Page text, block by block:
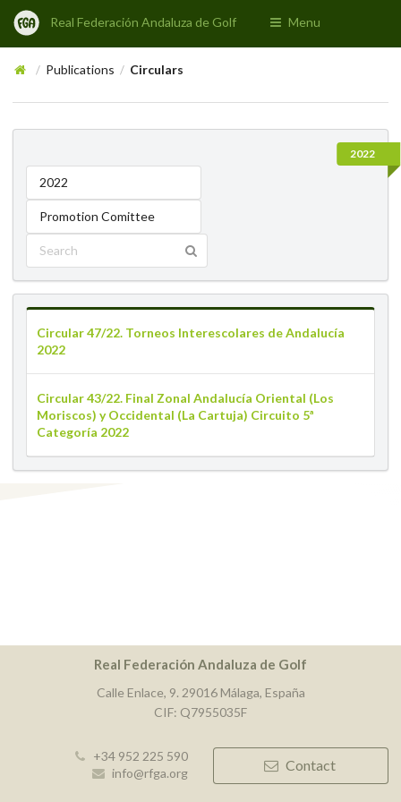
Real Federación Andaluza de Golf Menu
/ Publications / Circulars
2022
2022
Promotion Comittee
Circular 47/22. Torneos Interescolares de Andalucía
2022
Circular 43/22. Final Zonal Andalucía Oriental (Los
Moriscos) y Occidental (La Cartuja) Circuito 5ª
Categoría 2022
Real Federación Andaluza de Golf
Calle Enlace, 9. 29016 Málaga, España
CIF: Q7955035F
+34 952 225 590
info@rfga.org
Contact